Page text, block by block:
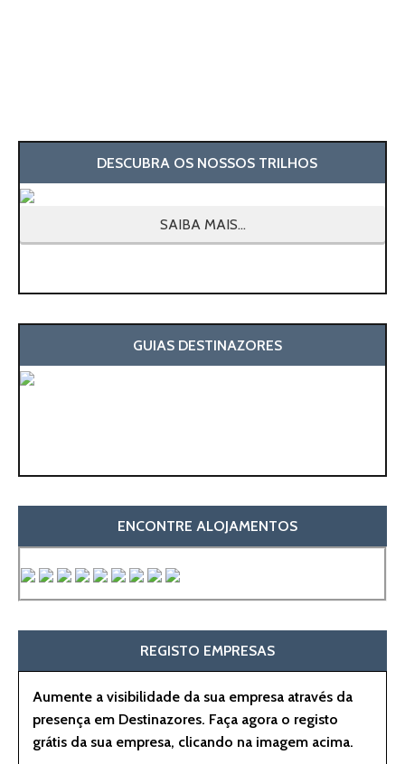
DESCUBRA OS NOSSOS TRILHOS
SAIBA MAIS...
GUIAS DESTINAZORES
ENCONTRE ALOJAMENTOS
REGISTO EMPRESAS
Aumente a visibilidade da sua empresa através da
presença em Destinazores. Faça agora o registo
grátis da sua empresa, clicando na imagem acima.